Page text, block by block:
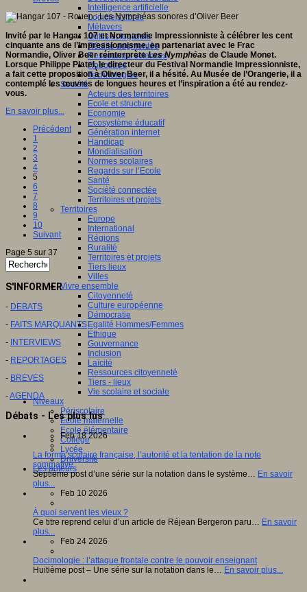
Intelligence artificielle
Logiciels libres
Métavers
Outils et logiciels
Réalité augmentée
Ressources sciences
Robotique
Technologies
Société
Acteurs des territoires
Ecole et structure
Economie
Ecosystème éducatif
Génération internet
Handicap
Mondialisation
Normes scolaires
Regards sur l’Ecole
Santé
Société connectée
Territoires et projets
Territoires
Europe
International
Régions
Ruralité
Territoires et projets
Tiers lieux
Villes
Vivre ensemble
Citoyenneté
Culture européenne
Démocratie
Egalité Hommes/Femmes
Ethique
Gouvernance
Inclusion
Laïcité
Ressources citoyenneté
Tiers - lieux
Vie scolaire et sociale
Niveaux
Périscolaire
Ecole maternelle
Ecole élémentaire
Collège
Lycée
Université
Les auteurs
Invité par le Hangar 107 et Normandie Impressionniste à célébrer les cent
cinquante ans de l’Impressionnisme, en partenariat avec le Frac
Normandie, Oliver Beer réinterprèteLes Nymphéas de Claude Monet.
Lorsque Philippe Platel, le directeur du Festival Normandie Impressionniste,
a fait cette proposition à Oliver Beer, il a hésité. Au Musée de l’Orangerie, il a
contemplé les œuvres de longues heures et l’inspiration a été au rendez-
vous.
En savoir plus...
Précédent
1
2
3
4
5
6
7
8
9
10
Suivant
Page 5 sur 37
S'INFORMER
- DEBATS
- FAITS MARQUANTS
- INTERVIEWS
- REPORTAGES
- BREVES
-AGENDA
Débats - Les plus lus
Feb 18 2026
La forme scolaire française, l’autorité et la tentation de la note
sommative
Septième post d’une série sur la notation dans le système… En savoir
plus...
Feb 10 2026
À quoi servent les vieux ?
Ce titre reprend celui d’un article de Réjean Bergeron paru… En savoir
plus...
Feb 24 2026
Docimologie : l’attaque frontale contre le pouvoir enseignant
Huitième post – Une série sur la notation dans le… En savoir plus...